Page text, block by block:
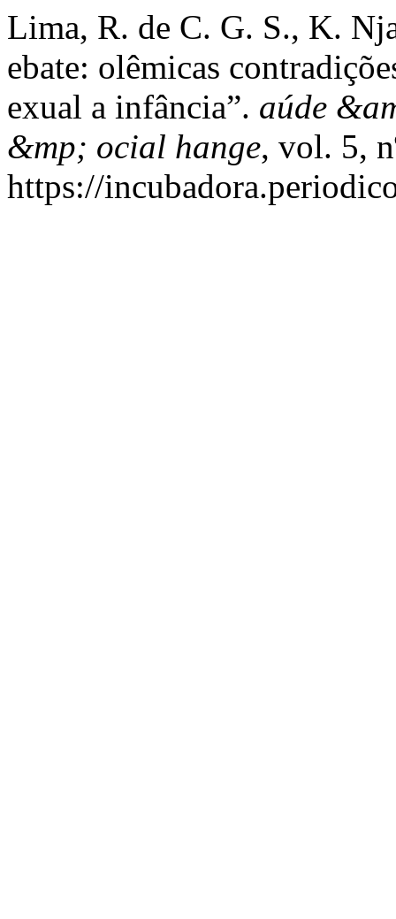
Lima, R. de C. G. S., K.
ebate: olêmicas
exual a infância”. aúde
&mp; ocial hange, vol. 5,
https://